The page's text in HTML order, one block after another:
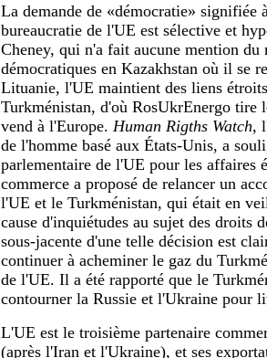
La demande de «démocratie» signifiée
bureaucratie de l'UE est sélective et
Cheney, qui n'a fait aucune mention du
démocratiques en Kazakhstan où il se
Lituanie, l'UE maintient des liens
Turkménistan, d'où RosUkrEnergo tire
vend à l'Europe. Human Rigths Watch,
de l'homme basé aux États-Unis, a
parlementaire de l'UE pour les affaires
commerce a proposé de relancer un
l'UE et le Turkménistan, qui était en
cause d'inquiétudes au sujet des droits
sous-jacente d'une telle décision est
continuer à acheminer le gaz du
de l'UE. Il a été rapporté que le
contourner la Russie et l'Ukraine pour
L'UE est le troisième partenaire
(après l'Iran et l'Ukraine), et ses